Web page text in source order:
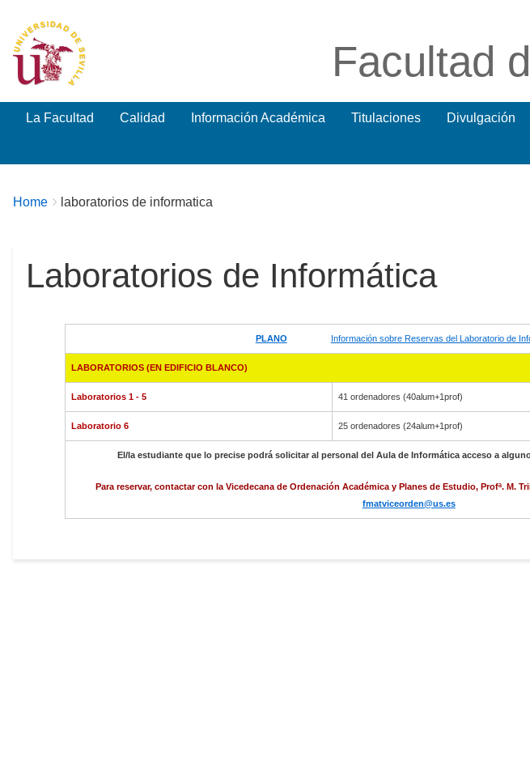
Facultad
La Facultad Calidad Información Académica Titulaciones Divulgación
Breadcrumbs
You
Home laboratorios de informatica
Laboratorios de Informática
PLANO Información sobre Reservas del Laboratorio de
LABORATORIOS (EN EDIFICIO BLANCO)
Laboratorios 1 - 5 41 ordenadores (40alum+1prof)
Laboratorio 6 25 ordenadores (24alum+1prof)
El/la estudiante que lo precise podrá solicitar al personal del Aula de Informática acceso a
Para reservar, contactar con laVicedecana de Ordenación Académica y Planes de Estudio, Profª. M.
fmatviceorden@us.es